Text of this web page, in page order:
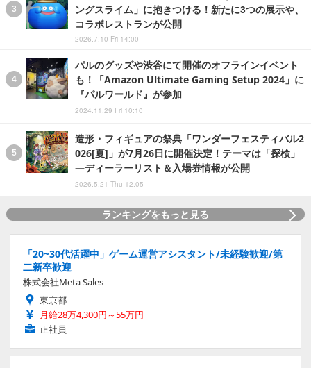
ングスライム」に抱きつける！新たに3つの展示や、
コラボレストランが公開
2026.7.10 Fri 14:00
パルのグッズや渋谷にて開催のオフラインイベント
も！「Amazon Ultimate Gaming Setup 2024」に
『パルワールド』が参加
2024.11.29 Fri 10:10
造形・フィギュアの祭典「ワンダーフェスティバル2
026[夏]」が7月26日に開催決定！テーマは「探検」
―ディーラーリスト＆入場券情報が公開
2026.5.21 Thu 12:05
ランキングをもっと見る
「20~30代活躍中」ゲーム運営アシスタント/未経験歓迎/第
二新卒歓迎
株式会社Meta Sales
東京都
月給28万4,300円～55万円
正社員